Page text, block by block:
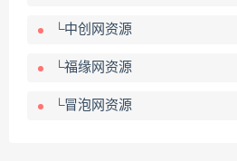
└中创网资源
└福缘网资源
└冒泡网资源